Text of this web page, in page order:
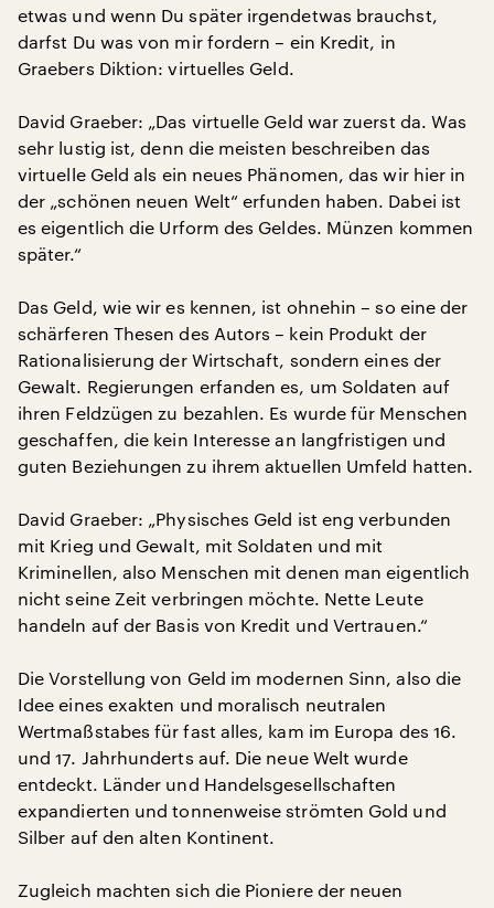
etwas und wenn Du später irgendetwas brauchst,
darfst Du was von mir fordern – ein Kredit, in
Graebers Diktion: virtuelles Geld.
David Graeber: „Das virtuelle Geld war zuerst da. Was
sehr lustig ist, denn die meisten beschreiben das
virtuelle Geld als ein neues Phänomen, das wir hier in
der „schönen neuen Welt“ erfunden haben. Dabei ist
es eigentlich die Urform des Geldes. Münzen kommen
später.“
Das Geld, wie wir es kennen, ist ohnehin – so eine der
schärferen Thesen des Autors – kein Produkt der
Rationalisierung der Wirtschaft, sondern eines der
Gewalt. Regierungen erfanden es, um Soldaten auf
ihren Feldzügen zu bezahlen. Es wurde für Menschen
geschaffen, die kein Interesse an langfristigen und
guten Beziehungen zu ihrem aktuellen Umfeld hatten.
David Graeber: „Physisches Geld ist eng verbunden
mit Krieg und Gewalt, mit Soldaten und mit
Kriminellen, also Menschen mit denen man eigentlich
nicht seine Zeit verbringen möchte. Nette Leute
handeln auf der Basis von Kredit und Vertrauen.“
Die Vorstellung von Geld im modernen Sinn, also die
Idee eines exakten und moralisch neutralen
Wertmaßstabes für fast alles, kam im Europa des 16.
und 17. Jahrhunderts auf. Die neue Welt wurde
entdeckt. Länder und Handelsgesellschaften
expandierten und tonnenweise strömten Gold und
Silber auf den alten Kontinent.
Zugleich machten sich die Pioniere der neuen